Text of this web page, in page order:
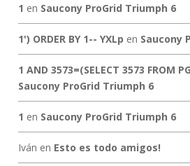
1 en Saucony ProGrid Triumph 6
1') ORDER BY 1-- YXLp en Saucony
1 AND 3573=(SELECT 3573 FROM
Saucony ProGrid Triumph 6
1 en Saucony ProGrid Triumph 6
Iván en Esto es todo amigos!